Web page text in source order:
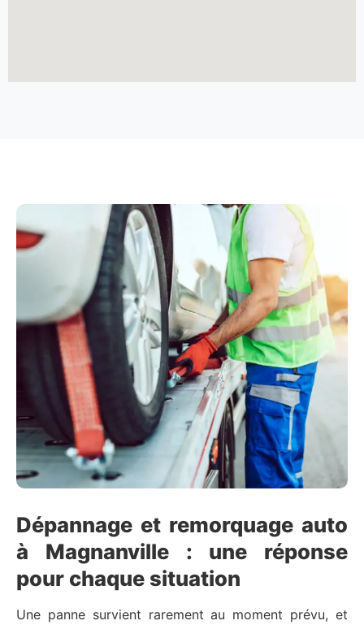
Dépannage et remorquage auto
à Magnanville : une réponse
pour chaque situation
Une panne survient rarement au moment prévu, et